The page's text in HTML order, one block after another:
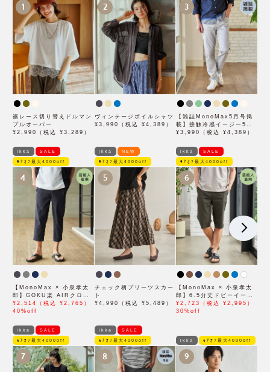
1
裾レース切り替えドルマン
プルオーバー
¥2,990（税込 ¥3,289）
2
ヴィンテージボイルシャツ
¥3,990（税込 ¥4,389）
3
【雑誌MonoMax5月号掲
載】接触冷感イージー5ポ
ケット
¥3,990（税込 ¥4,389）
ikka SALE
ﾓｱｵﾌ最大4000off
4
【MonoMax × 小泉孝太
郎】GOKU楽 AIRクロッ
プドパンツ「小泉孝太郎さ
ん着用モデル」
¥2,514（税込 ¥2,765）
40%off
ikka NEW
ﾓｱｵﾌ最大4000off
5
チェック柄プリーツスカー
ト
¥4,990（税込 ¥5,489）
ikka SALE
ﾓｱｵﾌ最大4000off
6
【MonoMax × 小泉孝太
郎】6.5分丈ドビーイージ
ーハーフパンツ「小泉孝太
郎さん着用モデル」
¥2,723（税込 ¥2,995）
30%off
ikka SALE
ﾓｱｵﾌ最大4000off
7
ikka SALE
ﾓｱｵﾌ最大4000off
8
ikka ﾓｱｵﾌ最大4000off
9